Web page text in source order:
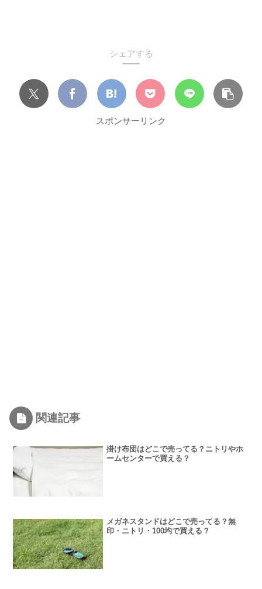
シェアする
スポンサーリンク
関連記事
掛け布団はどこで売ってる？ニトリやホ
ームセンターで買える？
メガネスタンドはどこで売ってる？無
印・ニトリ・100均で買える？